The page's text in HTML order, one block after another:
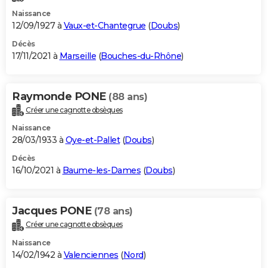
Naissance
12/09/1927 à Vaux-et-Chantegrue (Doubs)
Décès
17/11/2021 à Marseille (Bouches-du-Rhône)
Raymonde PONE (88 ans)
Créer une cagnotte obsèques
Naissance
28/03/1933 à Oye-et-Pallet(Doubs)
Décès
16/10/2021 à Baume-les-Dames (Doubs)
Jacques PONE (78 ans)
Créer une cagnotte obsèques
Naissance
14/02/1942 à Valenciennes (Nord)